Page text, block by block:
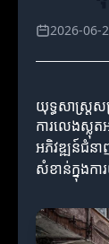
2026-06-
យុទ្ធសាស្ត្រ
ការលេងស្លុត
អភិវឌ្ឍន៍ជំនា
សំខាន់ក្នុងក